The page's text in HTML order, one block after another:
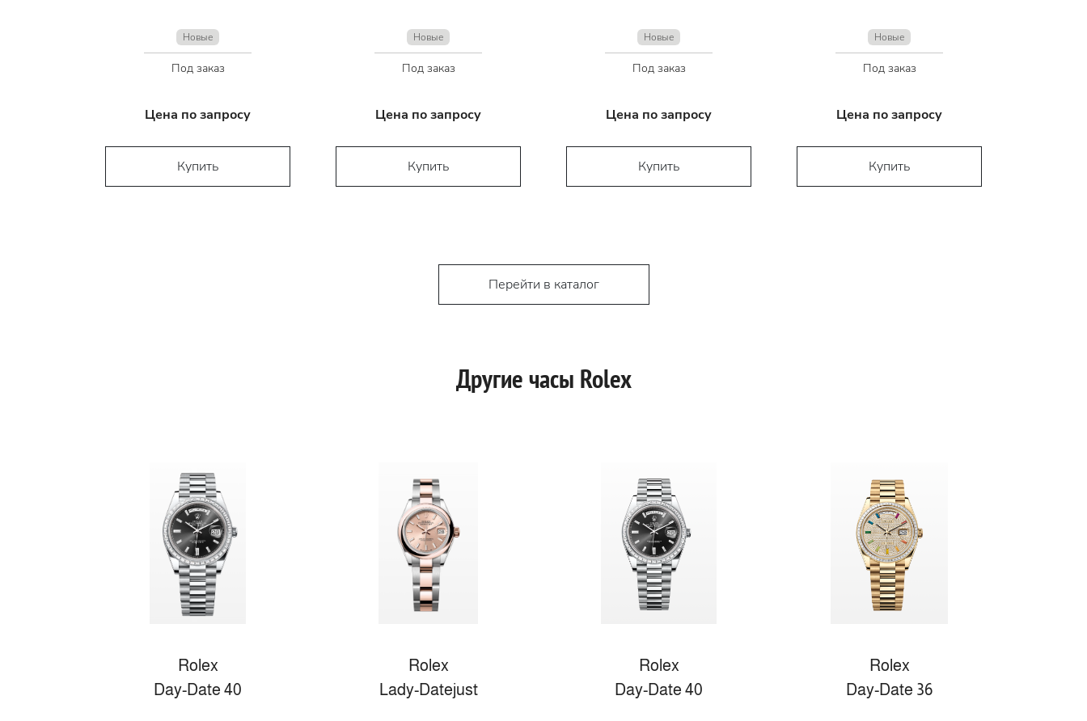
Новые
Под заказ
Цена по запросу
Купить
Новые
Под заказ
Цена по запросу
Купить
Новые
Под заказ
Цена по запросу
Купить
Новые
Под заказ
Цена по запросу
Купить
Перейти в каталог
Другие часы Rolex
Rolex
Day-Date 40
Rolex
Lady-Datejust
Rolex
Day-Date 40
Rolex
Day-Date 36